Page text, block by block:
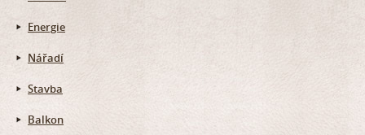
Energie
Nářadí
Stavba
Balkon